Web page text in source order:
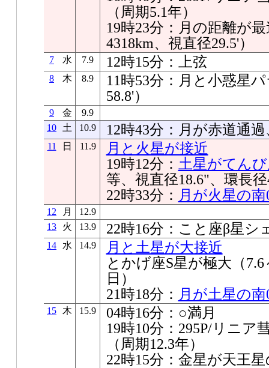
（周期5.1年）
19時23分：月の距離が
4318km、視直径29.5'）
7 水 7.9 12時15分：上弦
8 木 8.9
11時53分：月と小惑星
58.8'）
9 金
9.9
10
土 10.9 12時43分：月が赤道通
11 日 11.9
月と火星が接近
19時12分： 土星がてん
等、視直径18.6"、環長
22時33分： 月が火星の
12 月
12.9
13
火 13.9 22時16分：こと座β星シ
14 水 14.9
月と土星が大接近
とかげ座S星が極大（7.6
日）
21時18分： 月が土星の
15 木 15.9
04時16分：○満月
19時10分：295P/リニア
（周期12.3年）
22時15分：金星が天王